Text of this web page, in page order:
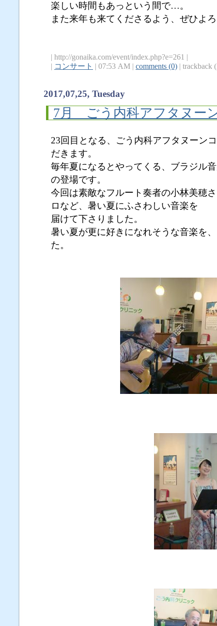
楽しい時間もあっという間で…。
また来年も来てくださるよう、ぜひよ
| http://gonaika.com/event/index.php?e=261 |
| コンサート | 07:53 AM | comments (0) | trackback
2017,07,25, Tuesday
7月 ごう内科アフタヌー
23回目となる、ごう内科アフタヌーン
だきます。
毎年夏になるとやってくる、ブラジル
の登場です。
今回は素敵なフルート奏者の小林美穂
ロなど、暑い夏にふさわしい音楽を
届けて下さりました。
暑い夏が更に好きになれそうな音楽を
た。